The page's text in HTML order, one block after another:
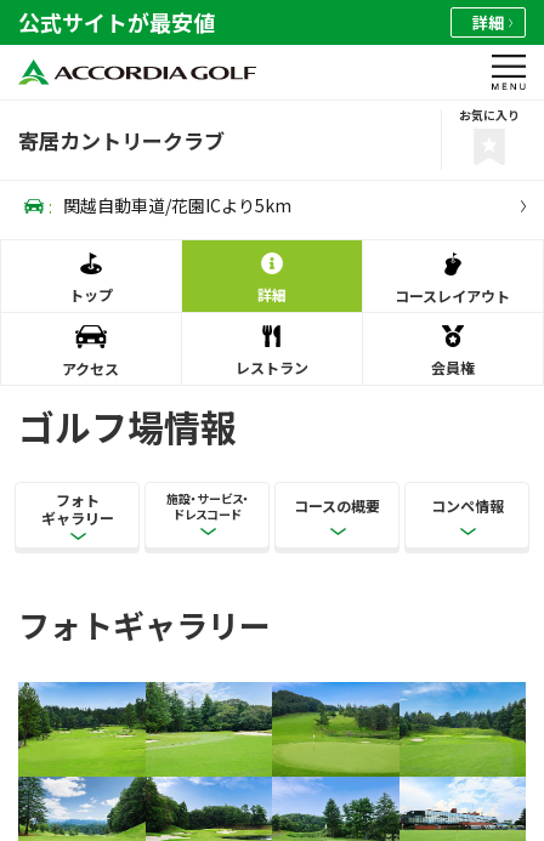
公式サイトが最安値 詳細
寄居カントリークラブ
お気に入り
: 関越自動車道/花園ICより5km
トップ 詳細 コースレイアウト
アクセス レストラン 会員権
ゴルフ場情報
フォト
ギャラリー
施設・サービス・
ドレスコード
コースの概要 コンペ情報
フォトギャラリー